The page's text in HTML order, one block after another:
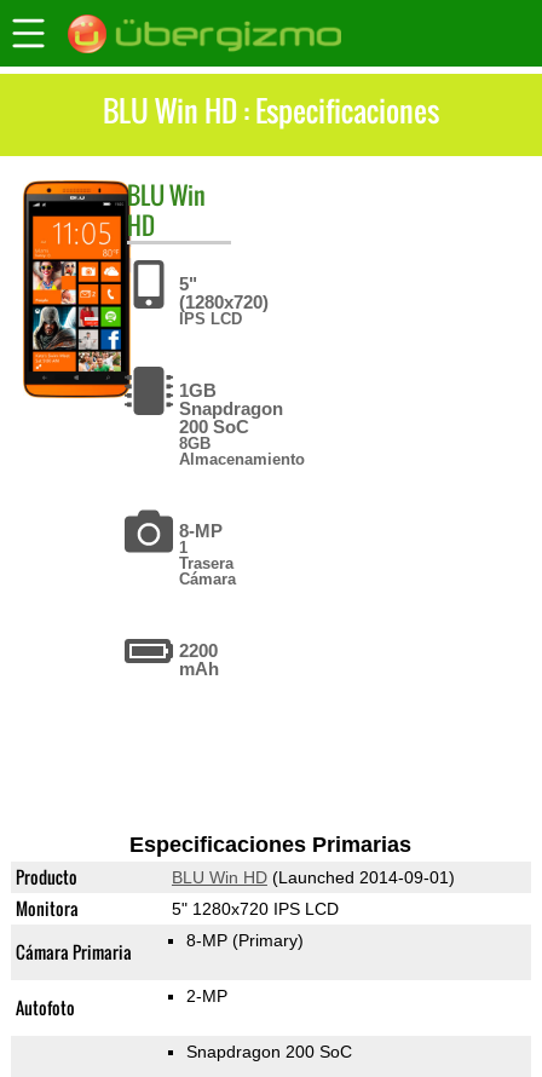
BLU Win HD : Especificaciones
BLUWin
HD
5"
(1280x720)
IPS LCD
1GB
Snapdragon
200 SoC
8GB
Almacenamiento
8-MP
1
Trasera
Cámara
2200
mAh
Especificaciones Primarias
Producto BLU Win HD(Launched 2014-09-01)
Monitora 5" 1280x720 IPS LCD
Cámara Primaria 8-MP (Primary)
Autofoto 2-MP
Snapdragon 200 SoC